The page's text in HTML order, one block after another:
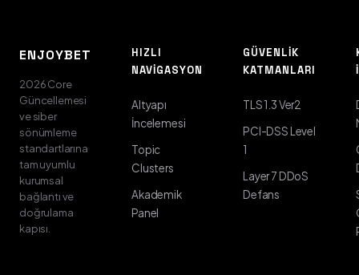
ENJOYBET
2026 Core
Güncellemesi
ve siber
sönümleme
standartlarına
tam uyumlu
kurumsal
bağlantı ve
doğrulama
kapısı.
HIZLI
NAVIGASYON
Altyapı
İncelemesi
Topic
Clusters
Akademik
Panel
GÜVENLIK
KATMANLARI
TLS 1.3 Ver2
PCI-DSS Level
1
Layer 7 DDoS
Defans